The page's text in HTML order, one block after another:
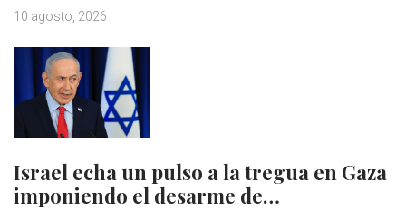
10 agosto, 2026
Israel echa un pulso a la tregua en Gaza
imponiendo el desarme de…